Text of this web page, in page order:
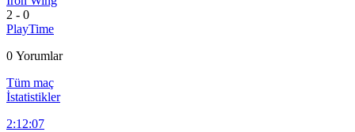
2 - 0
PlayTime
0 Yorumlar
Tüm maç
İstatistikler
2:12:07